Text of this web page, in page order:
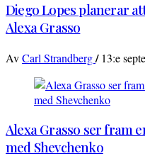
Diego Lopes planerar
Alexa Grasso
AvCarl Strandberg/ 13:e
Alexa Grasso ser fram
med Shevchenko